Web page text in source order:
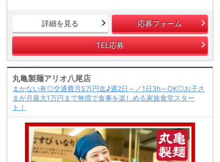
詳細を見る 応募フォーム
TEL応募
丸亀製麺アリオ八尾店
まかない有◎交通費月5万円迄♪週2日～／1日3h～OK◎お子さ
まが月最大1万円まで無償で食事を楽しめる家族食堂スター
ト！